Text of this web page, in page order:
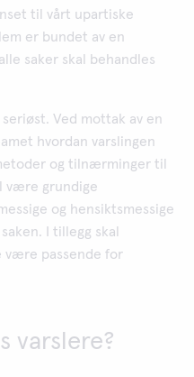
til vårt upartiske
er bundet av en
saker skal behandles
Ved mottak av en
hvordan varslingen
og tilnærminger til
være grundige
og hensiktsmessige
I tillegg skal
være passende for
varslere?